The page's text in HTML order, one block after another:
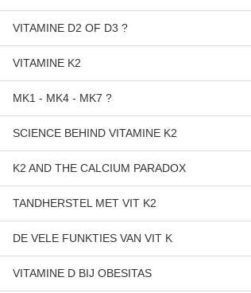
VITAMINE D2 OF D3 ?
VITAMINE K2
MK1 - MK4 - MK7 ?
SCIENCE BEHIND VITAMINE K2
K2 AND THE CALCIUM PARADOX
TANDHERSTEL MET VIT K2
DE VELE FUNKTIES VAN VIT K
VITAMINE D BIJ OBESITAS